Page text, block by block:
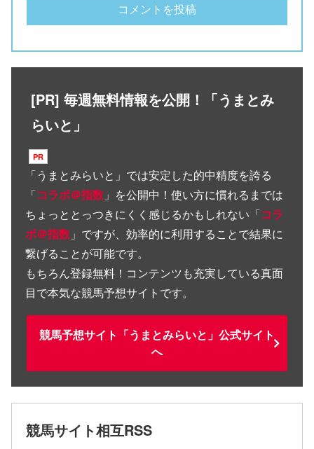
[PR] 毎週無料情報を公開！「うまとみ
らいと」
「うまとみらいと 」では安定した的中精度を誇る
「コラボ＠指数 」を公開中！使い方に慣れるまでは
ちょっととっつきにくく感じるかもしれない「コラ
ボ＠指数 」ですが、効率的に利用することで結果に
繋げることが可能です。
もちろん登録無料！コンテンツも充実している真面
目で本気な競馬予想サイトです。
競馬予想サイト「うまとみらいと」公式サイト
へ
競馬サイト相互RSS